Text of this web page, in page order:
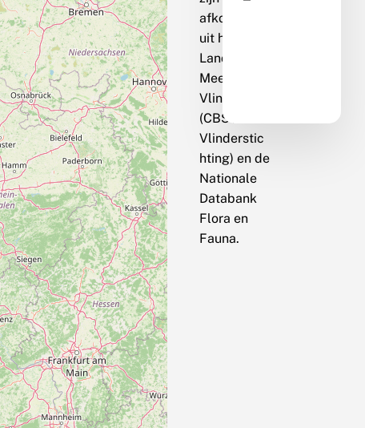
afkomstig
uit het
Landelijk
Meetnet
Vlinders
(CBS / De
Vlinderstic
hting) en de
Nationale
Databank
Flora en
Fauna.